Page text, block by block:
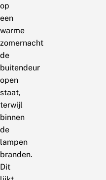
op
een
warme
zomernacht
de
buitendeur
open
staat,
terwijl
binnen
de
lampen
branden.
Dit